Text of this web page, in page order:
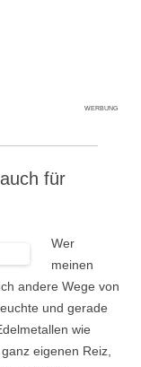
WERBUNG
für
Wer
meinen
andere Wege von
und gerade
wie
eigenen Reiz,